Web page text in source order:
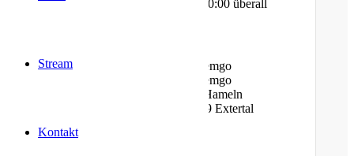
Stream
Kontakt
Sonntag - Gottesdienst @ 10:00 überall
Am Bauhof 14A, 32657 Lemgo
Am Stiftsland 19, 32657 Lemgo
Cumberlandstr. 19, 31789 Hameln
Linderhofer Straße 7, 32699 Extertal
Kontakt